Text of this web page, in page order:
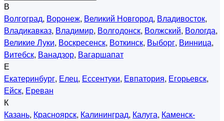
В
Волгоград, Воронеж, Великий Новгород, Владивосток,
Владикавказ, Владимир, Волгодонск, Волжский, Вологда,
Великие Луки, Воскресенск, Воткинск, Выборг, Винница,
Витебск, Ванадзор, Вагаршапат
Е
Екатеринбург, Елец, Ессентуки, Евпатория, Егорьевск,
Ейск, Ереван
К
Казань, Красноярск, Калининград, Калуга, Каменск-